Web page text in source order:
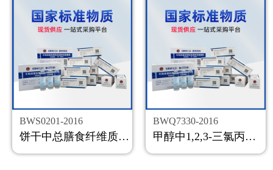
BWS0201-2016
饼干中总膳食纤维质控样品
BWQ7330-2016
甲醇中1,2,3-三氯丙烷溶液标准物质